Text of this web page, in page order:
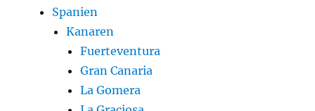
Spanien
Kanaren
Fuerteventura
Gran Canaria
La Gomera